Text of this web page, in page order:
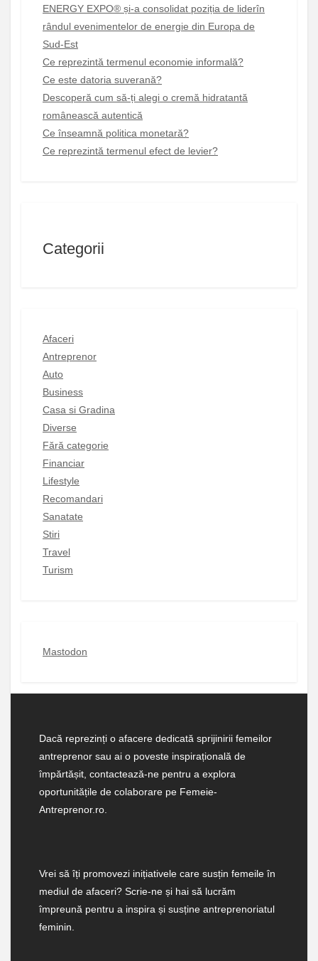
ENERGY EXPO® și-a consolidat poziția de liderîn
rândul evenimentelor de energie din Europa de
Sud-Est
Ce reprezintă termenul economie informală?
Ce este datoria suverană?
Descoperă cum să-ți alegi o cremă hidratantă
românească autentică
Ce înseamnă politica monetară?
Ce reprezintă termenul efect de levier?
Categorii
Afaceri
Antreprenor
Auto
Business
Casa si Gradina
Diverse
Fără categorie
Financiar
Lifestyle
Recomandari
Sanatate
Stiri
Travel
Turism
Mastodon
Dacă reprezinți o afacere dedicată sprijinirii femeilor
antreprenor sau ai o poveste inspirațională de
împărtășit, contactează-ne pentru a explora
oportunitățile de colaborare pe Femeie-
Antreprenor.ro.
Vrei să îți promovezi inițiativele care susțin femeile în
mediul de afaceri? Scrie-ne și hai să lucrăm
împreună pentru a inspira și susține antreprenoriatul
feminin.